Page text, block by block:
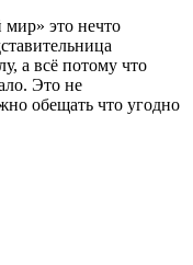
это нечто
а всё потому что
Это не
обещать что угодно